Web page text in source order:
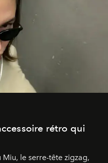
rétro qui
le serre-tête zigzag,